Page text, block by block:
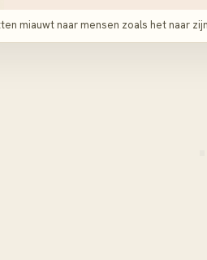
miauwt naar mensen zoals het naar